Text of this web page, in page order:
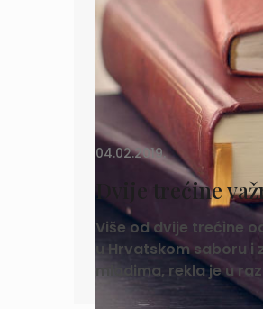
04.02.2019.
Dvije trećine
Više od dvije trećine
u Hrvatskom saboru i
mladima, rekla je u